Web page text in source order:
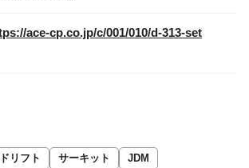
ace-cp.co.jp/c/001/010/d-313-set
ドリフト サーキット JDM